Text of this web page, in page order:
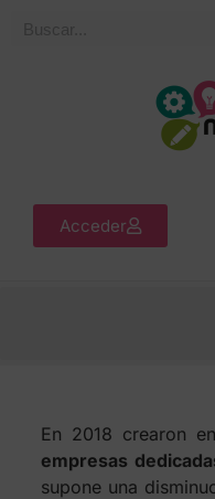
Acceder
En 2018 crearon
empresas
supone una